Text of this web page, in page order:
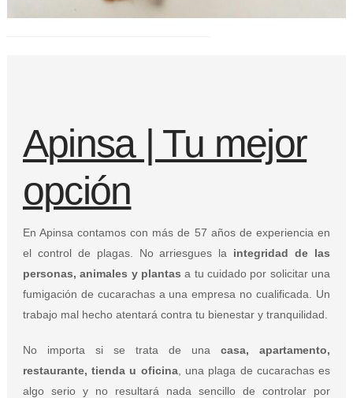
Apinsa | Tu mejor
opción
En Apinsa contamos con más de 57 años de experiencia en
el control de plagas. No arriesgues la integridad de las
personas, animales y plantas a tu cuidado por solicitar una
fumigación de cucarachas a una empresa no cualificada. Un
trabajo mal hecho atentará contra tu bienestar y tranquilidad.
No importa si se trata de unacasa, apartamento,
restaurante, tienda u oficina, una plaga de cucarachas es
algo serio y no resultará nada sencillo de controlar por